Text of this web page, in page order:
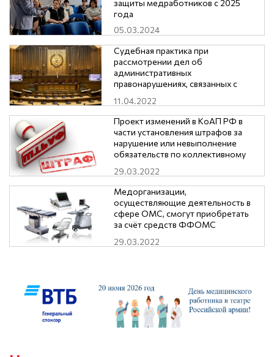
защиты медработников с 2025
года
05.03.2024
Судебная практика при
рассмотрении дел об
административных
правонарушениях, связанных с
законодательства и иных
нормативных правовых актов
11.04.2022
Проект изменений в КоАП РФ в
части установления штрафов за
нарушение или невыполнение
обязательств по коллективному
29.03.2022
Медорганизации,
осуществляющие деятельность в
сфере ОМС, смогут приобретать
за счёт средств ФФОМС
млн. рублей.
29.03.2022